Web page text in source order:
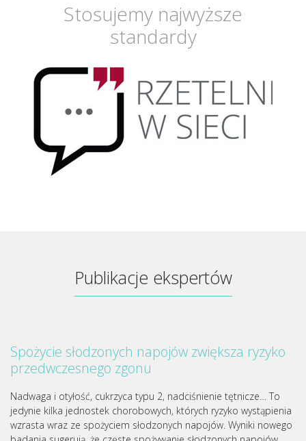
Stosujemy najwyższe
standardy
Publikacje ekspertów
Spożycie słodzonych napojów zwiększa ryzyko
przedwczesnego zgonu
Nadwaga i otyłość, cukrzyca typu 2, nadciśnienie tętnicze… To
jedynie kilka jednostek chorobowych, których ryzyko wystąpienia
wzrasta wraz ze spożyciem słodzonych napojów. Wyniki nowego